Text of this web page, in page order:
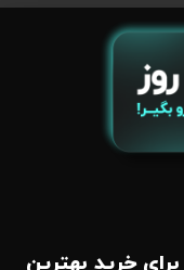
دهد، جذاب‌تر و
خرید بهترین